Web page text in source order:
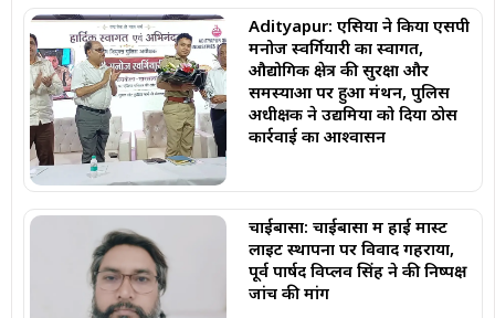
Adityapur: एसिया ने किया एसपी
मनोज स्वर्गियारी का स्वागत,
औद्योगिक क्षेत्र की सुरक्षा और
समस्याओं पर हुआ मंथन, पुलिस
अधीक्षक ने उद्यमियों को दिया ठोस
कार्रवाई का आश्वासन
चाईबासा: चाईबासा में हाई मास्ट
लाइट स्थापना पर विवाद गहराया,
पूर्व पार्षद विप्लव सिंह ने की निष्पक्ष
जांच की मांग